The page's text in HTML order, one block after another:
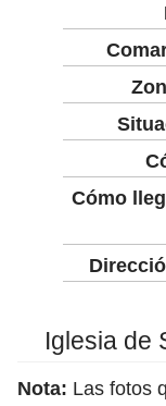
Cómo
Iglesia de
Nota: Las fotos